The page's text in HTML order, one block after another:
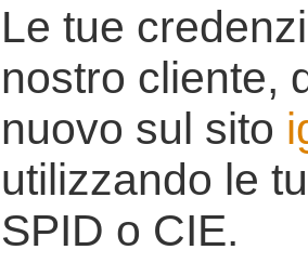
Le tue
nostro cliente,
nuovo sul sito
utilizzando le
SPID o CIE.